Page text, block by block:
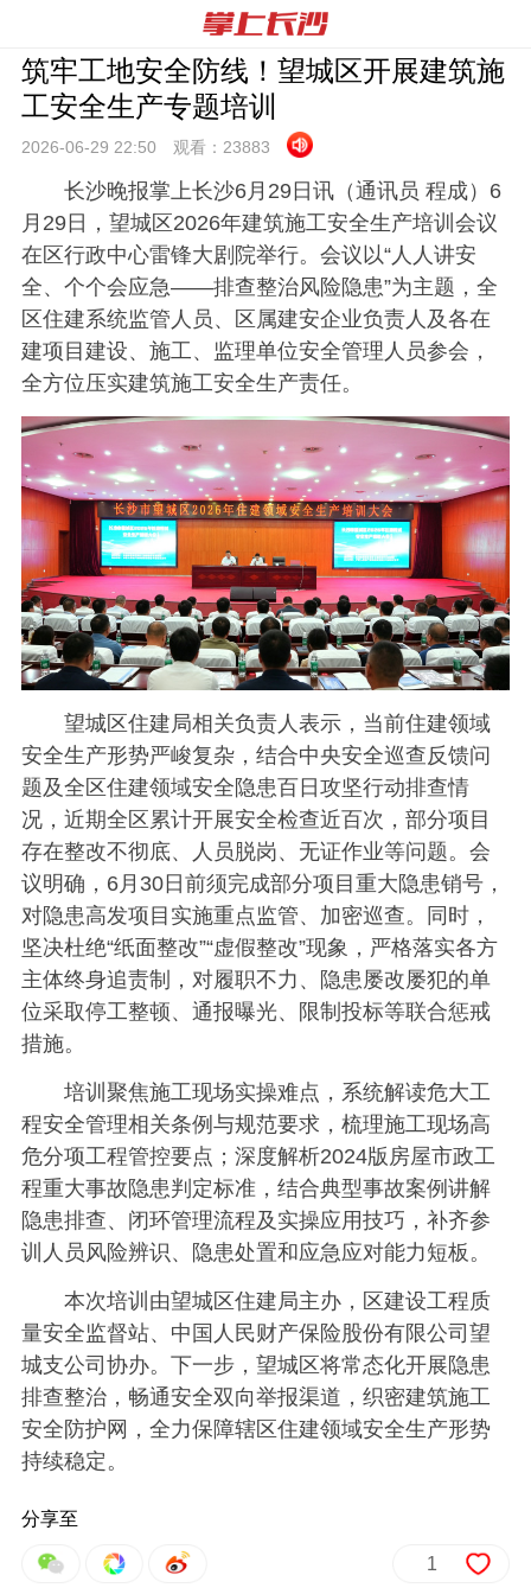
筑牢工地安全防线！望城区开展建筑施
工安全生产专题培训
2026-06-29 22:50 观看： 23883
长沙晚报掌上长沙6月29日讯（通讯员 程成）6
月29日，望城区2026年建筑施工安全生产培训会议
在区行政中心雷锋大剧院举行。会议以“人人讲安
全、个个会应急——排查整治风险隐患”为主题，全
区住建系统监管人员、区属建安企业负责人及各在
建项目建设、施工、监理单位安全管理人员参会，
全方位压实建筑施工安全生产责任。
望城区住建局相关负责人表示，当前住建领域
安全生产形势严峻复杂，结合中央安全巡查反馈问
题及全区住建领域安全隐患百日攻坚行动排查情
况，近期全区累计开展安全检查近百次，部分项目
存在整改不彻底、人员脱岗、无证作业等问题。会
议明确，6月30日前须完成部分项目重大隐患销号，
对隐患高发项目实施重点监管、加密巡查。同时，
坚决杜绝“纸面整改”“虚假整改”现象，严格落实各方
主体终身追责制，对履职不力、隐患屡改屡犯的单
位采取停工整顿、通报曝光、限制投标等联合惩戒
措施。
培训聚焦施工现场实操难点，系统解读危大工
程安全管理相关条例与规范要求，梳理施工现场高
危分项工程管控要点；深度解析2024版房屋市政工
程重大事故隐患判定标准，结合典型事故案例讲解
隐患排查、闭环管理流程及实操应用技巧，补齐参
训人员风险辨识、隐患处置和应急应对能力短板。
本次培训由望城区住建局主办，区建设工程质
量安全监督站、中国人民财产保险股份有限公司望
城支公司协办。下一步，望城区将常态化开展隐患
排查整治，畅通安全双向举报渠道，织密建筑施工
安全防护网，全力保障辖区住建领域安全生产形势
持续稳定。
分享至
1